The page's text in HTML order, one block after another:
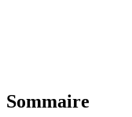
Sommaire